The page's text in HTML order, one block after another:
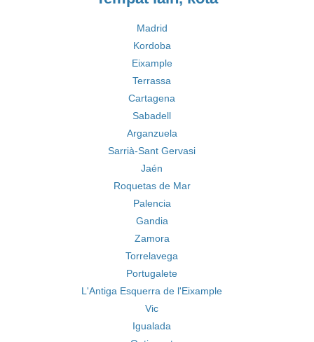
Madrid
Kordoba
Eixample
Terrassa
Cartagena
Sabadell
Arganzuela
Sarrià-Sant Gervasi
Jaén
Roquetas de Mar
Palencia
Gandia
Zamora
Torrelavega
Portugalete
L'Antiga Esquerra de l'Eixample
Vic
Igualada